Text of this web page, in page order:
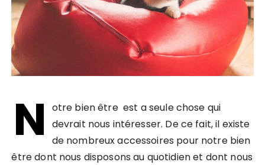
N
otre bien être est a seule chose qui
devrait nous intéresser. De ce fait, il existe
de nombreux accessoires pour notre bien
être dont nous disposons au quotidien et dont nous